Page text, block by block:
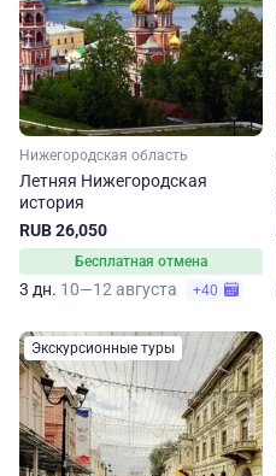
Нижегородская область
Летняя Нижегородская
история
RUB 26,050
Бесплатная отмена
3 дн. 10—12 августа +40
Экскурсионные туры